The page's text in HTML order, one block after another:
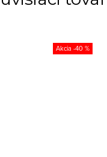
-40 %